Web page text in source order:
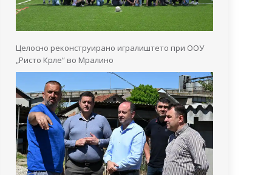
Целосно реконструирано игралиштето при ООУ
„Ристо Крле“ во Мралино